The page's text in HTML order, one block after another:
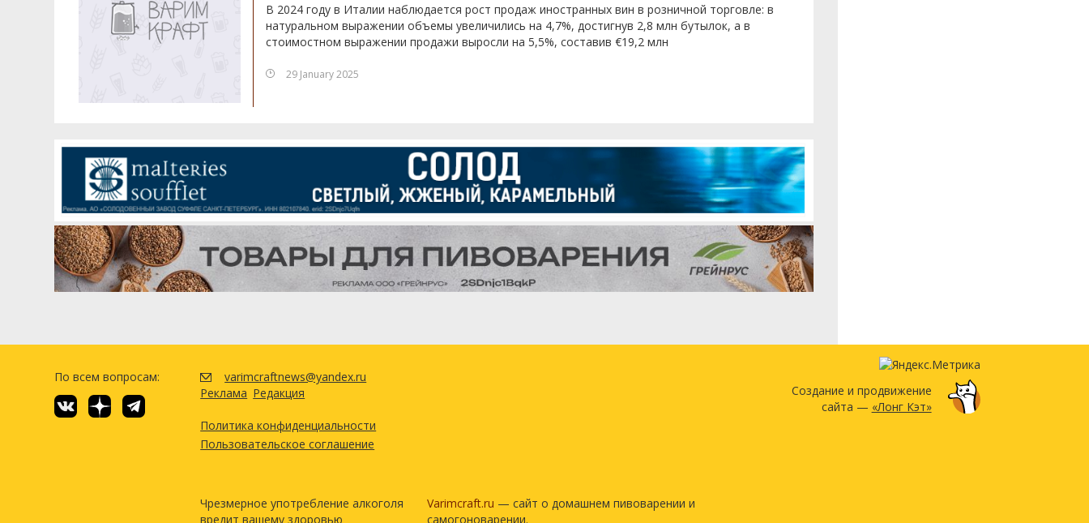
В 2024 году в Италии наблюдается рост продаж иностранных вин в розничной торговле: в
натуральном выражении объемы увеличились на 4,7%, достигнув 2,8 млн бутылок, а в
стоимостном выражении продажи выросли на 5,5%, составив €19,2 млн
29 January 2025
По всем вопросам:
varimcraftnews@yandex.ru
Реклама Редакция
Политика конфиденциальности
Пользовательское соглашение
Чрезмерное употребление алкоголя
вредит вашему здоровью
Varimcraft.ru — сайт о домашнем пивоварении и
самогоноварении.
Создание и продвижение
сайта — «Лонг Кэт»